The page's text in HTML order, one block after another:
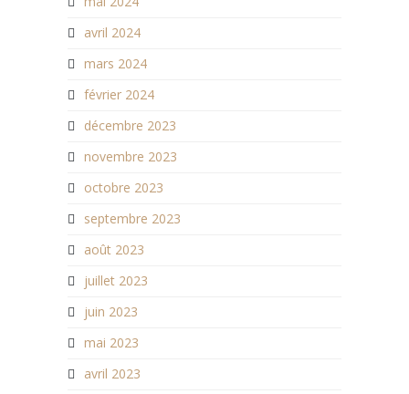
avril 2024
mars 2024
février 2024
décembre 2023
novembre 2023
octobre 2023
septembre 2023
août 2023
juillet 2023
juin 2023
mai 2023
avril 2023